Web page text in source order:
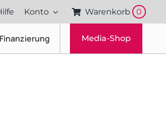
Konto Warenkorb 0
Finanzierung Media-Shop